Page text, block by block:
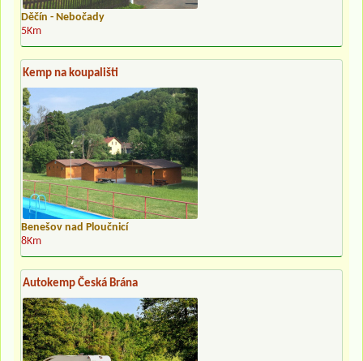
Děčín - Nebočady
5Km
Kemp na koupališti
Benešov nad Ploučnicí
8Km
Autokemp Česká Brána